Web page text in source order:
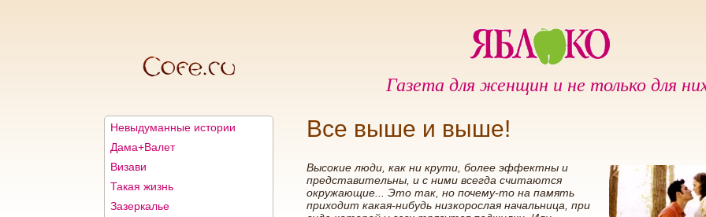
Газета для женщин и не только для
Невыдуманные истории
Дама+Валет
Визави
Такая жизнь
Зазеркалье
Все выше и выше!
Высокие люди, как ни крути, более эффектны и
представительны, и с ними всегда считаются
окружающие... Это так, но почему-то на память
приходит какая-нибудь низкорослая начальница, при